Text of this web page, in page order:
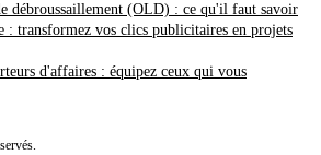
débroussaillement (OLD) : ce qu'il faut savoir
transformez vos clics publicitaires en projets
d'affaires : équipez ceux qui vous